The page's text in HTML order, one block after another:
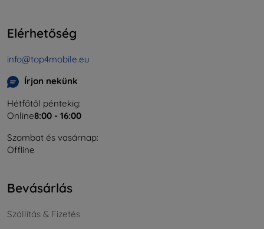
Elérhetőség
info@top4mobile.eu
Írjon nekünk
Hétfőtől péntekig:
Online8:00 - 16:00
Szombat és vasárnap:
Offline
Bevásárlás
Szállítás & Fizetés